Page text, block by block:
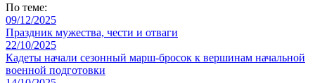
По теме:
09/12/2025
Праздник мужества, чести и отваги
22/10/2025
Кадеты начали сезонный марш-бросок к вершинам начальной
военной подготовки